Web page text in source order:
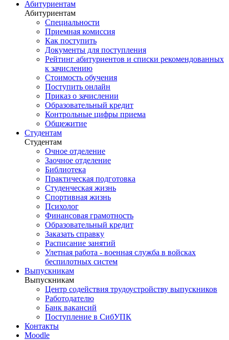
Абитуриентам
Абитуриентам
Специальности
Приемная комиссия
Как поступить
Документы для поступления
Рейтинг абитуриентов и списки рекомендованных
к зачислению
Стоимость обучения
Поступить онлайн
Приказ о зачислении
Образовательный кредит
Контрольные цифры приема
Общежитие
Студентам
Студентам
Очное отделение
Заочное отделение
Библиотека
Практическая подготовка
Студенческая жизнь
Спортивная жизнь
Психолог
Финансовая грамотность
Образовательный кредит
Заказать справку
Расписание занятий
Улетная работа - военная служба в войсках
беспилотных систем
Выпускникам
Выпускникам
Центр содействия трудоустройству выпускников
Работодателю
Банк вакансий
Поступление в СибУПК
Контакты
Moodle